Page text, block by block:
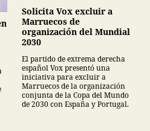
Solicita Vox excluir a
Marruecos de
organización del Mundial
2030
El partido de extrema derecha
español Vox presentó una
iniciativa para excluir a
Marruecos de la organización
conjunta de la Copa del Mundo
de 2030 con España y Portugal.